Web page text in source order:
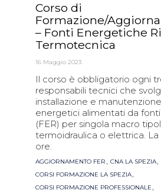
Corso di
Formazione/
– Fonti Energetiche
Termotecnica
16 Maggio 2023
Il corso è obbligatorio ogni
responsabili tecnici che
installazione e
energetici alimentati da
(FER) per singola macro
termoidraulica o elettrica. La
ore.
Tags
AGGIORNAMENTO FER , CNA LA SPEZIA,
CORSI FORMAZIONE LA SPEZIA,
CORSI FORMAZIONE PROFESSIONALE ,